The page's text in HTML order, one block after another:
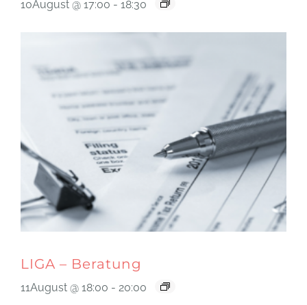
10August @ 17:00 - 18:30
LIGA – Beratung
11August @ 18:00 - 20:00